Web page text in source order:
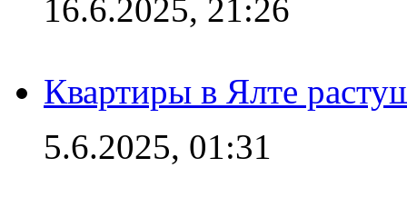
16.6.2025, 21:26
Квартиры в Ялте
5.6.2025, 01:31